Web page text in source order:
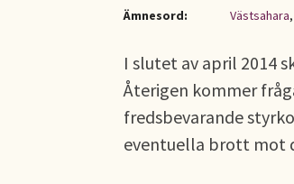
Ämnesord:
Västsahara,
I slutet av april 2014
Återigen kommer
fredsbevarande
eventuella brott mot